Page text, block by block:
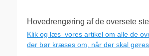
Hovedrengøring af de oversete
Klik og læs vores artikel om alle de
der bør kræses om, når der skal